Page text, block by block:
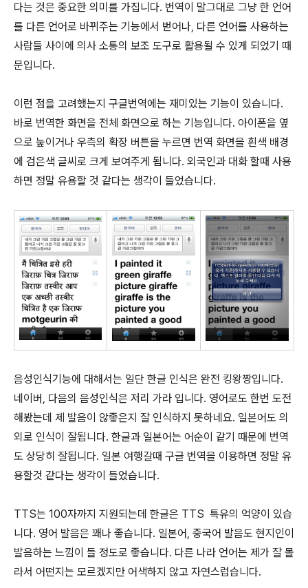
다는 것은 중요한 의미를 가집니다. 번역이 말그대로 그냥 한 언어
를 다른 언어로 바뀌주는 기능에서 벋어나, 다른 언어를 사용하는
사람들 사이에 의사 소통의 보조 도구로 활용될 수 있게 되었기 때
문입니다.
이런 점을 고려했는지 구글번역에는 재미있는 기능이 있습니다.
바로 번역한 화면을 전체 화면으로 하는 기능입니다. 아이폰을 옆
으로 눞이거나 우측의 확장 버튼을 누르면 번역 화면을 흰색 배경
에 검은색 글씨로 크게 보여주게 됩니다. 외국인과 대화 할때 사용
하면 정말 유용할 것 같다는 생각이 들었습니다.
음성인식기능에 대해서는 일단 한글 인식은 완전 킹왕짱입니다.
네이버, 다음의 음성인식은 저리 가라 입니다. 영어로도 한번 도전
해봤는데 제 발음이 않좋은지 잘 인식하지 못하네요. 일본어도 의
외로 인식이 잘됩니다. 한글과 일본어는 어순이 같기 때문에 번역
도 상당히 잘됩니다. 일본 여행갈때 구글 번역을 이용하면 정말 유
용할것 같다는 생각이 들었습니다.
TTS는 100자까지 지원되는데 한글은 TTS 특유의 억양이 있습
니다. 영어 발음은 꽤나 좋습니다. 일본어, 중국어 발음도 현지인이
발음하는 느낌이 들 정도로 좋습니다. 다른 나라 언어는 제가 잘 몰
라서 어떤지는 모르겠지만 어색하지 않고 자연스럽습니다.